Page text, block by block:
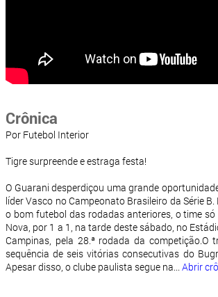
Crônica
Por Futebol Interior
Tigre surpreende e estraga festa!
O Guarani desperdiçou uma grande
líder Vasco no Campeonato Brasileiro da Série
o bom futebol das rodadas anteriores, o time
Nova, por 1 a 1, na tarde deste sábado, no
Campinas, pela 28.ª rodada da competição.O
sequência de seis vitórias consecutivas do
Apesar disso, o clube paulista segue na... Abrir